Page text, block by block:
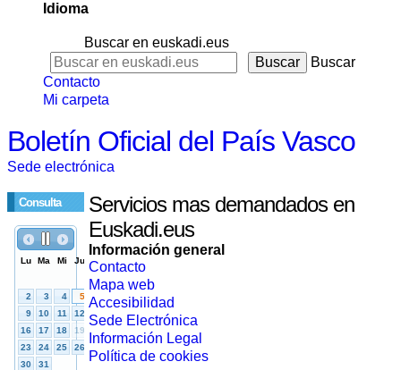
Idioma
Buscar en euskadi.eus
Buscar
Contacto
Mi carpeta
Boletín Oficial del País Vasco
Sede electrónica
Consulta
Servicios mas demandados en
Euskadi.eus
Información general
Contacto
Mapa web
Accesibilidad
Sede Electrónica
Información Legal
Política de cookies